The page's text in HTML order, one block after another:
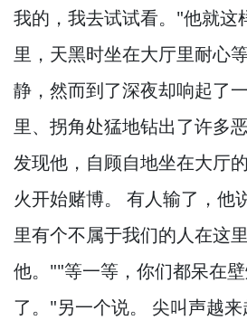
我的， 我去试试看。 "他就这
里， 天黑时坐在大厅里耐心等
静， 然而到了深夜却响起了
里、拐角处猛地钻出了许多恶
发现他， 自顾自地坐在大厅
火开始赌博。
有人输了， 他
里有个不属于我们的人在这里
他。 ""等一等， 你们都呆在壁
了。 "另一个说。 尖叫声越来